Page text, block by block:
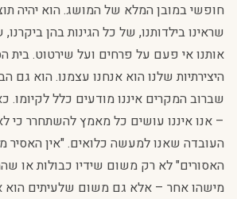
חופשי במובן המלא של המושג. הוא יהיה
שראינו בילדותנו, של כל הגינות בהן
אותנו אי פעם על פרחים ועל שירטוט. בית
היצירתיות שלנו הוא אנחנו עצמנו. הוא גם
שברוב המקרים איננו מודעים כלל
– אנו איננו עושים כל מאמץ להשתחרר כי
העובדה שאנו למעשה כלואים. "אין האסיר
האסורים" לא רק משום שידיו כבולות או
מישהו אחר – אלא גם משום שלעיתים הוא